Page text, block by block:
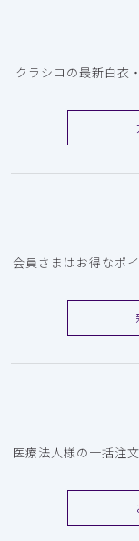
クラシコの最新白衣
会員さまはお得なポ
医療法人様の一括注